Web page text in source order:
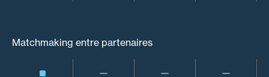
Matchmaking entre partenaires